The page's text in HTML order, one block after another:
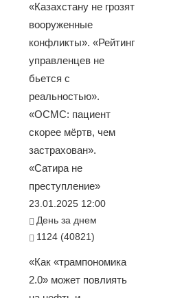
«Казахстану не грозят
вооруженные
конфликты». «Рейтинг
управленцев не
бьется с
реальностью».
«ОСМС: пациент
скорее мёртв, чем
застрахован».
«Сатира не
преступление»
23.01.2025 12:00
День за днем
1124 (40821)
«Как «трампономика
2.0» может повлиять